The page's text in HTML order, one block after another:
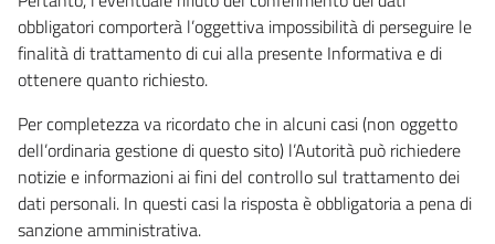
obbligatori comporterà l’oggettiva impossibilità di perseguire le
finalità di trattamento di cui alla presente Informativa e di
ottenere quanto richiesto.
Per completezza va ricordato che in alcuni casi (non oggetto
dell’ordinaria gestione di questo sito) l’Autorità può richiedere
notizie e informazioni ai fini del controllo sul trattamento dei
dati personali. In questi casi la risposta è obbligatoria a pena di
sanzione amministrativa.